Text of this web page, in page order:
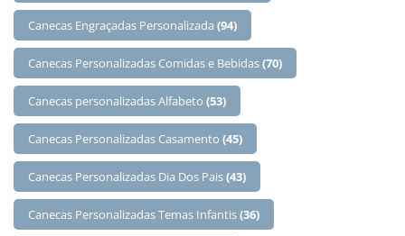
Canecas Engraçadas Personalizada (94)
Canecas Personalizadas Comidas e Bebidas(70)
Canecas personalizadas Alfabeto (53)
Canecas Personalizadas Casamento (45)
Canecas Personalizadas Dia Dos Pais(43)
Canecas Personalizadas Temas Infantis(36)